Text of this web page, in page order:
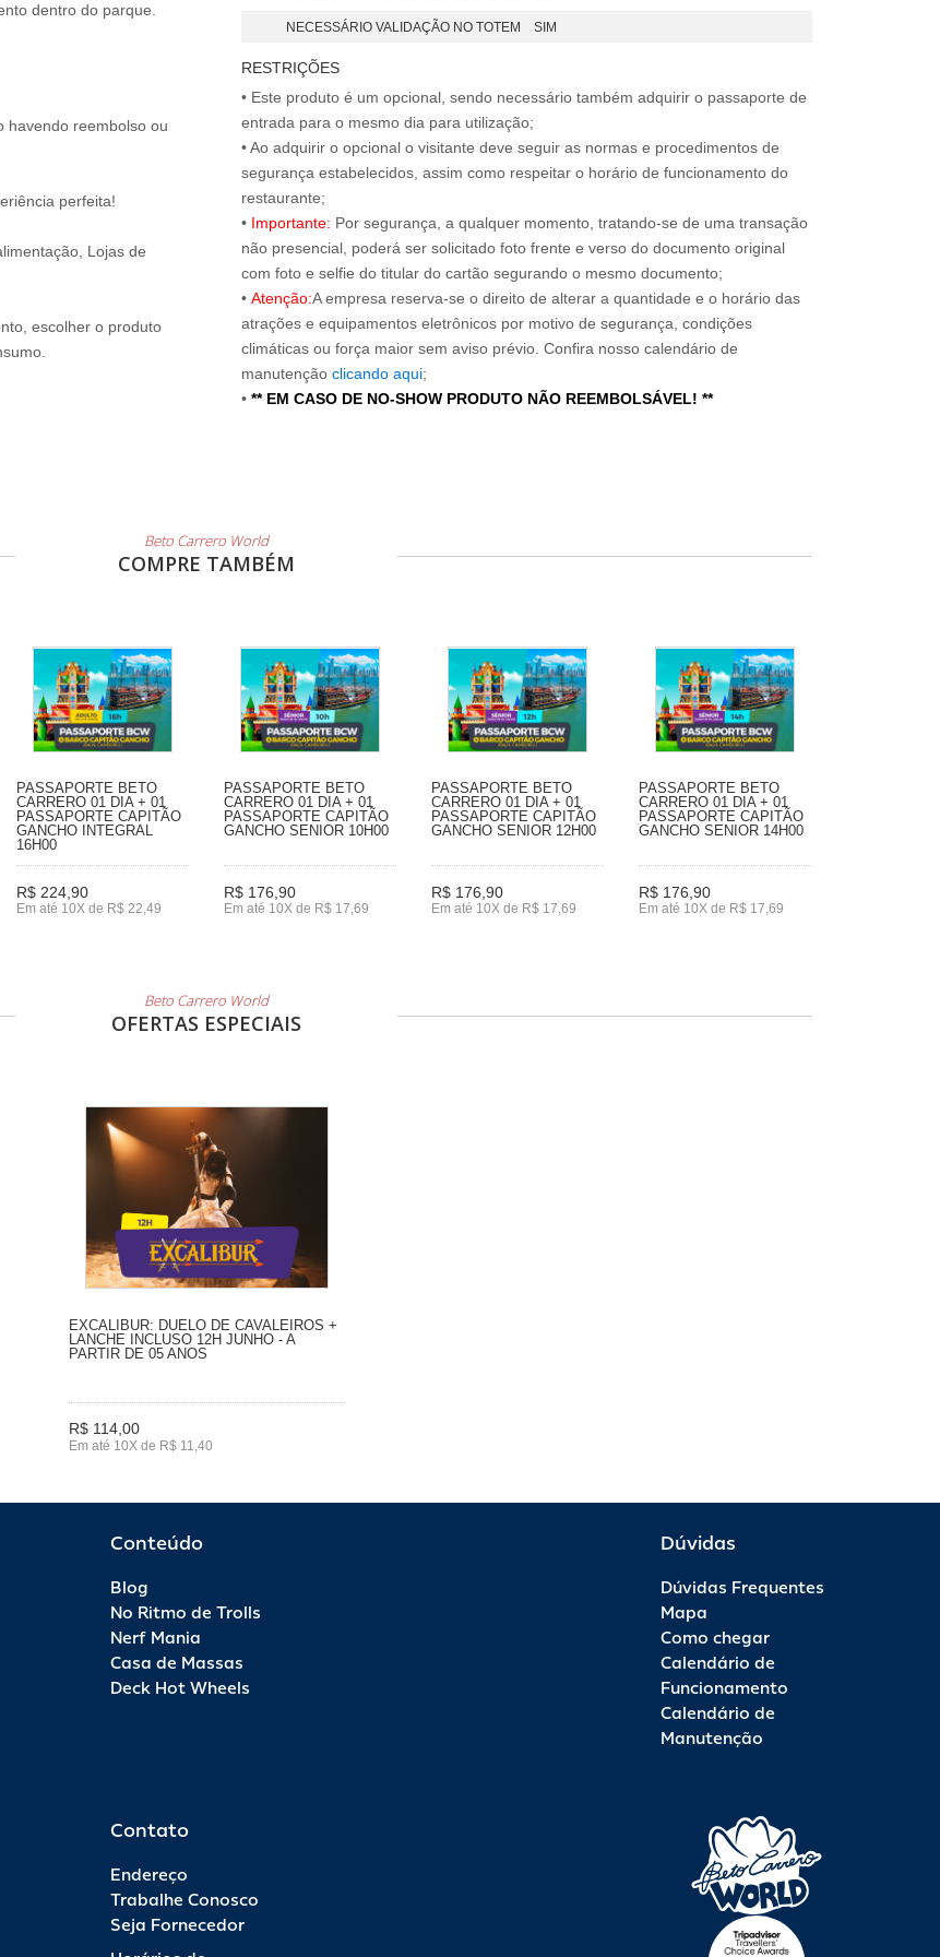
havendo reembolso ou
perfeita!
Lojas de
escolher o produto
NECESSÁRIO VALIDAÇÃO NO TOTEM SIM
RESTRIÇÕES
• Este produto é um opcional, sendo necessário também adquirir o passaporte de
entrada para o mesmo dia para utilização;
• Ao adquirir o opcional o visitante deve seguir as normas e procedimentos de
segurança estabelecidos, assim como respeitar o horário de funcionamento do
restaurante;
• Importante: Por segurança, a qualquer momento, tratando-se de uma transação
não presencial, poderá ser solicitado foto frente e verso do documento original
com foto e selfie do titular do cartão segurando o mesmo documento;
• Atenção:A empresa reserva-se o direito de alterar a quantidade e o horário das
atrações e equipamentos eletrônicos por motivo de segurança, condições
climáticas ou força maior sem aviso prévio. Confira nosso calendário de
manutenção clicando aqui;
• ** EM CASO DE NO-SHOW PRODUTO NÃO REEMBOLSÁVEL! **
Beto Carrero World
COMPRE TAMBÉM
PASSAPORTE BETO
CARRERO 01 DIA + 01
PASSAPORTE CAPITÃO
GANCHO INTEGRAL
16H00
R$ 224,90
Em até 10X de R$ 22,49
PASSAPORTE BETO
CARRERO 01 DIA + 01
PASSAPORTE CAPITÃO
GANCHO SENIOR 10H00
R$ 176,90
Em até 10X de R$ 17,69
PASSAPORTE BETO
CARRERO 01 DIA + 01
PASSAPORTE CAPITÃO
GANCHO SENIOR 12H00
R$ 176,90
Em até 10X de R$ 17,69
PASSAPORTE BETO
CARRERO 01 DIA + 01
PASSAPORTE CAPITÃO
GANCHO SENIOR 14H00
R$ 176,90
Em até 10X de R$ 17,69
Beto Carrero World
OFERTAS ESPECIAIS
EXCALIBUR: DUELO DE CAVALEIROS +
LANCHE INCLUSO 12H JUNHO - A
PARTIR DE 05 ANOS
R$ 114,00
Em até 10X de R$ 11,40
Conteúdo
Blog
No Ritmo de Trolls
Nerf Mania
Casa de Massas
Deck Hot Wheels
Dúvidas
Dúvidas Frequentes
Mapa
Como chegar
Calendário de
Funcionamento
Calendário de
Manutenção
Contato
Endereço
Trabalhe Conosco
Seja Fornecedor